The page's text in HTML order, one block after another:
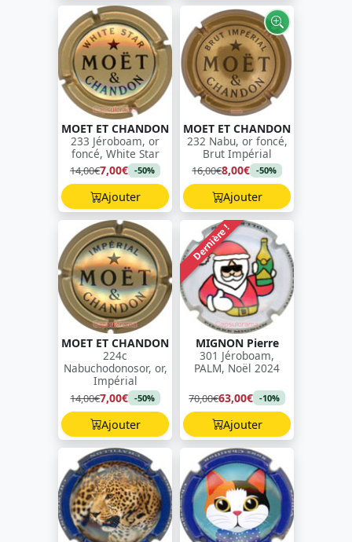
MOET ET CHANDON
233 Jéroboam, or
foncé, White Star
14,00€7,00€ -50%
Ajouter
MOET ET CHANDON
232 Nabu, or foncé,
Brut Impérial
16,00€8,00€ -50%
Ajouter
MOET ET CHANDON
224c
Nabuchodonosor, or,
Impérial
14,00€7,00€ -50%
Ajouter
Dernière !
MIGNON Pierre
301 Jéroboam,
PALM, Noël 2024
70,00€63,00€ -10%
Ajouter